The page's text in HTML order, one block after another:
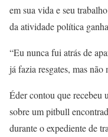
em sua vida e seu
da atividade política
“Eu nunca fui atrás de
já fazia resgates, mas
Éder contou que recebeu
sobre um pitbull
durante o expediente de